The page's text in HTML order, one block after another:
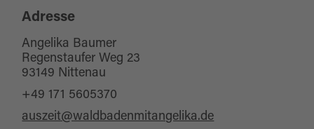
Adresse
Angelika Baumer
Regenstaufer Weg 23
93149 Nittenau
+49 171 5605370
auszeit@waldbadenmitangelika.de